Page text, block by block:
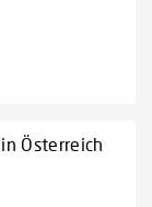
Österreich